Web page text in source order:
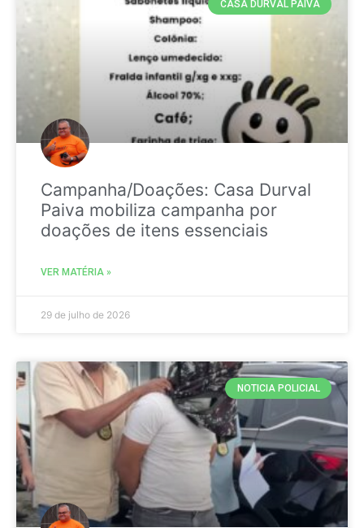
CASA DURVAL PAIVA
Campanha/Doações: Casa Durval
Paiva mobiliza campanha por
doações de itens essenciais
VER MATÉRIA »
29 de julho de 2026
NOTICIA POLICIAL